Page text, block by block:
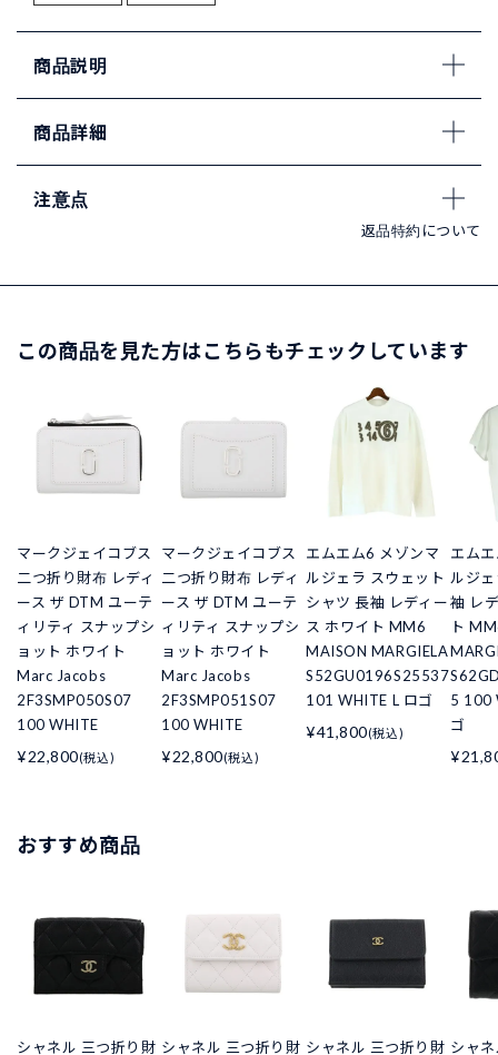
商品説明
商品詳細
注意点
返品特約について
この商品を見た方はこちらもチェックしています
マークジェイコブス
二つ折り財布 レディ
ース ザ DTM ユーテ
ィリティ スナップシ
ョット ホワイト
Marc Jacobs
2F3SMP050S07
100 WHITE
¥22,800(税込)
マークジェイコブス
二つ折り財布 レディ
ース ザ DTM ユーテ
ィリティ スナップシ
ョット ホワイト
Marc Jacobs
2F3SMP051S07
100 WHITE
¥22,800(税込)
エムエム6 メゾンマ
ルジェラ スウェット
シャツ 長袖 レディー
ス ホワイト MM6
MAISON MARGIELA
S52GU0196S25537
101 WHITE L ロゴ
¥41,800(税込)
エム
ルジ
袖 レ
ト
5 100
ゴ
おすすめ商品
シャネル 三つ折り財 シャネル 三つ折り財 シャネル 三つ折り財 シャ